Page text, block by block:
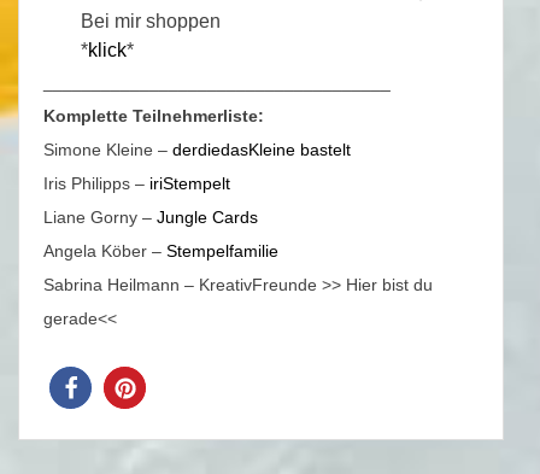
Bei mir shoppen
*klick*
Komplette Teilnehmerliste:
Simone Kleine – derdiedasKleine bastelt
Iris Philipps – iriStempelt
Liane Gorny – Jungle Cards
Angela Köber – Stempelfamilie
Sabrina Heilmann – KreativFreunde >> Hier bist du
gerade<<